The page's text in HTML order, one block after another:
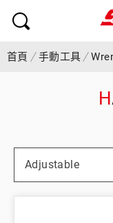
首頁 手動工具
Adjustable